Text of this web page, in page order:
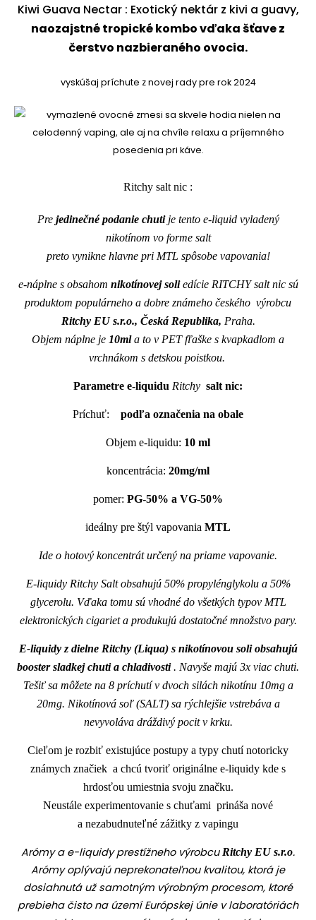
Kiwi Guava Nectar : Exotický nektár z kivi a guavy,
naozajstné tropické kombo vďaka šťave z
čerstvo nazbieraného ovocia.
vyskúšaj príchute z novej rady pre rok 2024
Ritchy salt nic :
Pre jedinečné podanie chutije tento e-liquid vyladený
nikotínom vo forme salt
preto vynikne hlavne pri MTL spôsobe vapovania!
e-náplne s obsahom nikotínovej soliedície RITCHY salt nic sú
produktom populárneho a dobre známeho českého výrobcu
Ritchy EU s.r.o., Česká Republika, Praha.
Objem náplne je 10mla to v PET fľaške s kvapkadlom a
vrchnákom s detskou poistkou.
Parametre e-liquidu Ritchy salt nic:
Príchuť: podľa označenia na obale
Objem e-liquidu: 10 ml
koncentrácia: 20mg/ml
pomer: PG-50% a VG-50%
ideálny pre štýl vapovania MTL
Ide o hotový koncentrát určený na priame vapovanie.
E-liquidy Ritchy Salt obsahujú 50% propylénglykolu a 50%
glycerolu. Vďaka tomu sú vhodné do všetkých typov MTL
elektronických cigariet a produkujú dostatočné množstvo pary.
E-liquidy z dielne Ritchy (Liqua) s nikotínovou soli obsahujú
booster sladkej chuti a chladivosti. Navyše majú 3x viac chuti.
Tešiť sa môžete na 8 príchutí v dvoch silách nikotínu 10mg a
20mg. Nikotínová soľ (SALT) sa rýchlejšie vstrebáva a
nevyvoláva dráždivý pocit v krku.
Cieľom je rozbiť existujúce postupy a typy chutí notoricky
známych značiek a chcú tvoriť originálne e-liquidy kde s
hrdosťou umiestnia svoju značku.
Neustále experimentovanie s chuťami prináša nové
a nezabudnuteľné zážitky z vapingu
Arómy a e-liquidy prestížneho výrobcuRitchy EU s.r.o.
Arómy oplývajú neprekonateľnou kvalitou, ktorá je
dosiahnutá už samotným výrobným procesom, ktoré
prebieha čisto na území Európskej únie v laboratóriách